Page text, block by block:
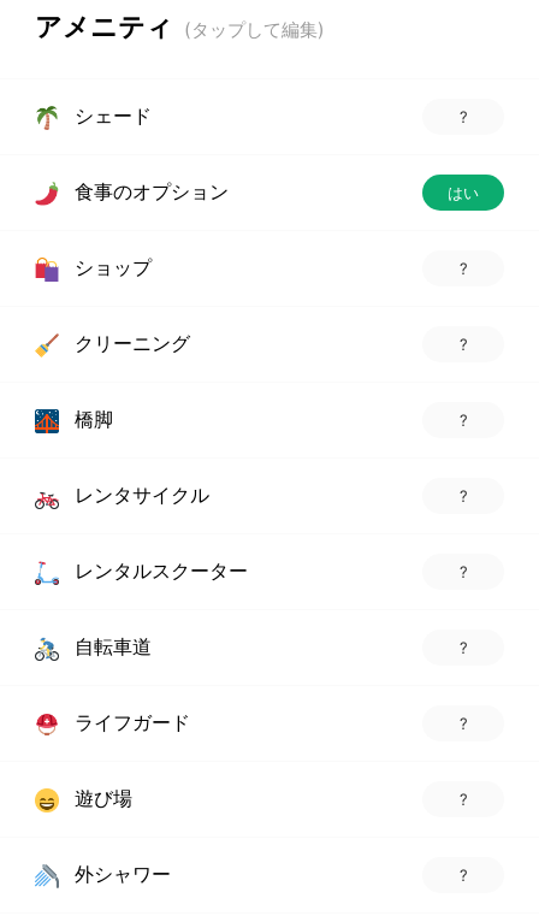
アメニティ
シェード ?
食事のオプション はい
ショップ ?
クリーニング ?
橋脚 ?
レンタサイクル ?
レンタルスクーター ?
自転車道 ?
ライフガード ?
遊び場 ?
外シャワー ?